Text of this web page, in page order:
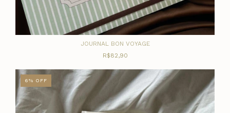
JOURNAL BON VOYAGE
R$82,90
6% OFF